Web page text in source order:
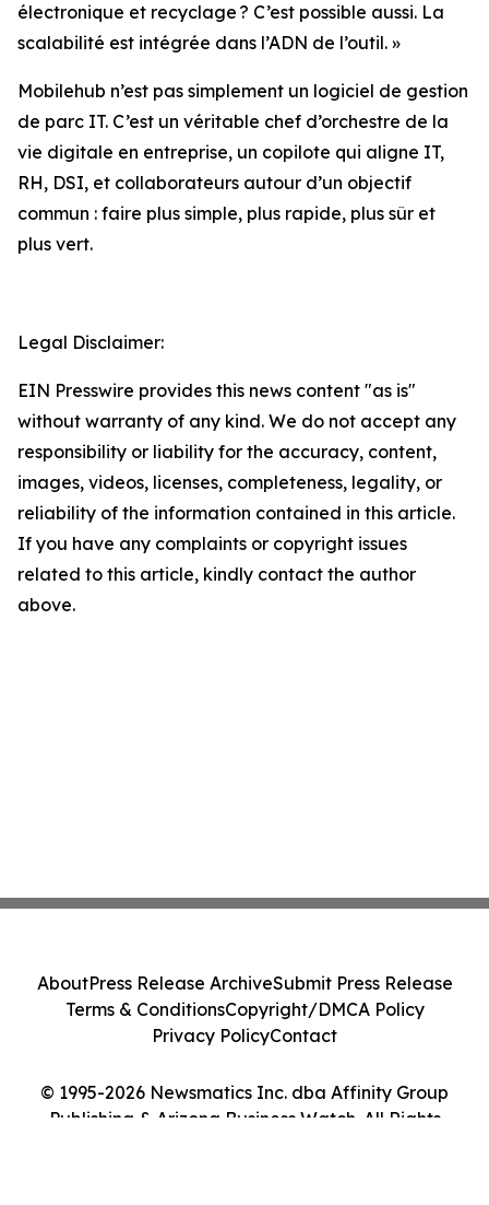
électronique et recyclage ? C’est possible aussi. La
scalabilité est intégrée dans l’ADN de l’outil. »
Mobilehub n’est pas simplement un logiciel de gestion
de parc IT. C’est un véritable chef d’orchestre de la
vie digitale en entreprise, un copilote qui aligne IT,
RH, DSI, et collaborateurs autour d’un objectif
commun : faire plus simple, plus rapide, plus sûr et
plus vert.
Legal Disclaimer:
EIN Presswire provides this news content "as is"
without warranty of any kind. We do not accept any
responsibility or liability for the accuracy, content,
images, videos, licenses, completeness, legality, or
reliability of the information contained in this article.
If you have any complaints or copyright issues
related to this article, kindly contact the author
above.
© 1995-2026 Newsmatics Inc. dba Affinity Group
Publishing & Arizona Business Watch. All Rights
AboutPress Release ArchiveSubmit Press Release
Terms & ConditionsCopyright/DMCA Policy
Privacy PolicyContact